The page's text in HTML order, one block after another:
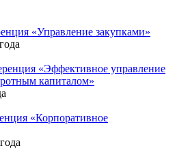
«Управление закупками»
«Эффективное управление
капиталом»
«Корпоративное